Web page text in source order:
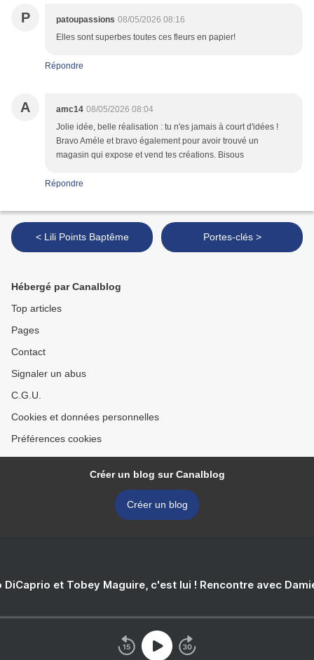
P patoupassions 08/05/2026 08:16
Elles sont superbes toutes ces fleurs en papier!
Répondre
A amc14 08/05/2026 08:04
Jolie idée, belle réalisation : tu n'es jamais à court d'idées !
Bravo Améle et bravo également pour avoir trouvé un
magasin qui expose et vend tes créations. Bisous
Répondre
< Lili Points Baptême Portes-clés >
Hébergé par Canalblog
Top articles
Pages
Contact
Signaler un abus
C.G.U.
Cookies et données personnelles
Préférences cookies
Créer un blog sur Canalblog
Créer un blog
DiCaprio et Tobey Maguire, c'est lui ! Rencontre avec